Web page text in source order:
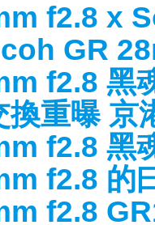
f2.8 x
GR
f2.8 黑
重曝 京
f2.8 黑
f2.8 的
f2.8